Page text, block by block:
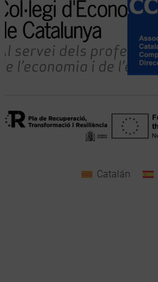
Catalán